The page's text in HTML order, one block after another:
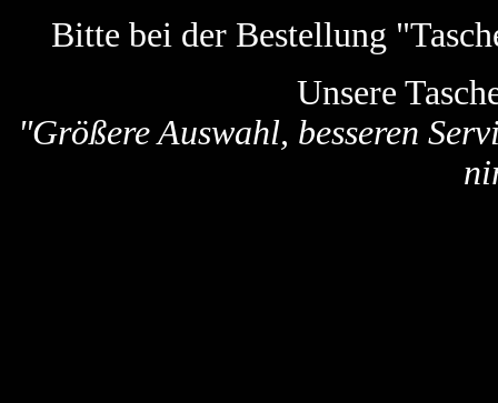
Bitte bei der Bestellung
Unsere
"Größere Auswahl, besseren